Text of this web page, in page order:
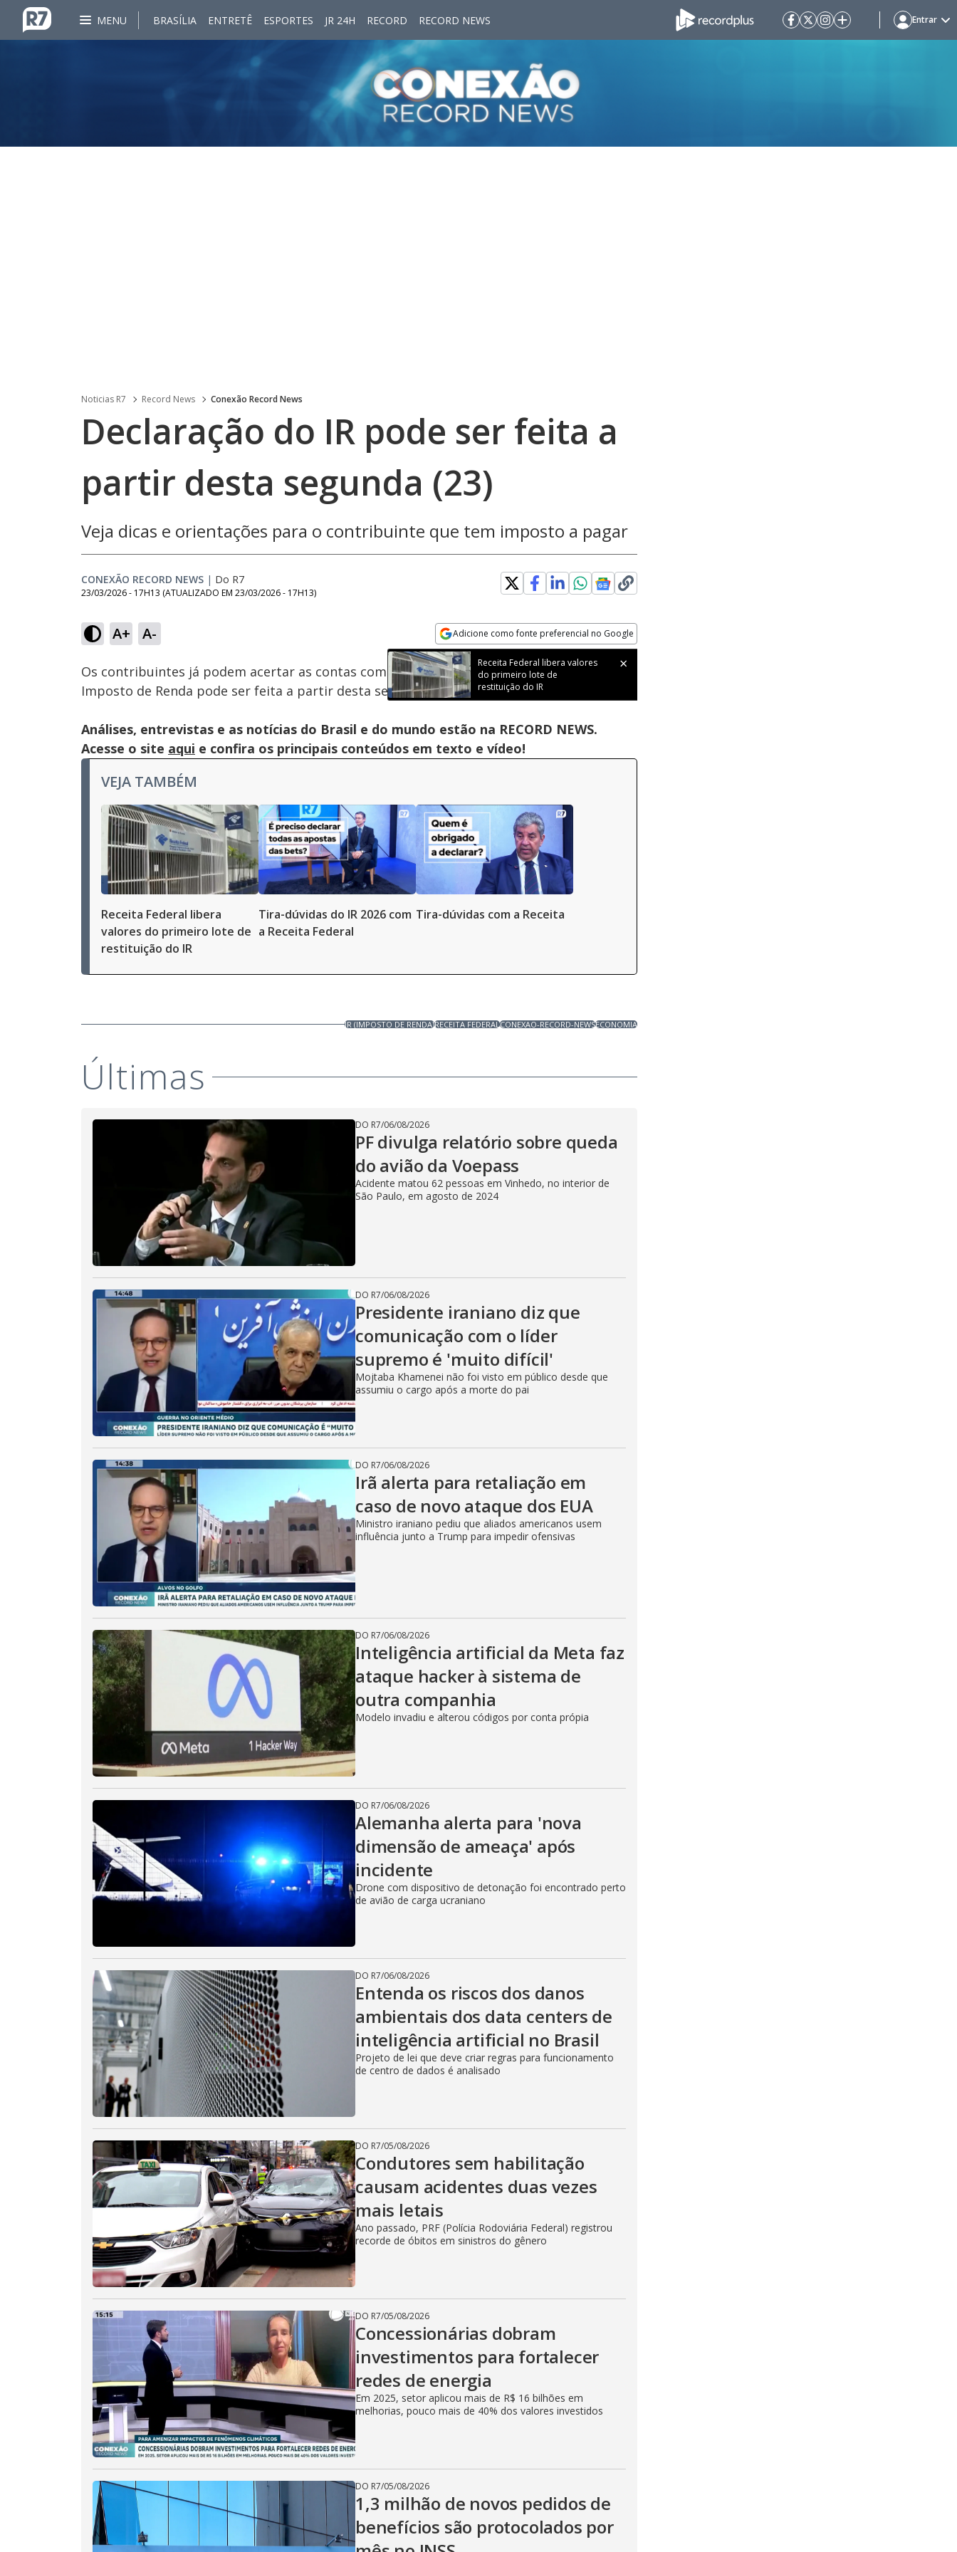
MENU BRASÍLIA ENTRETÊ ESPORTES JR 24H RECORD RECORD NEWS Entrar
Noticias R7 Record News Conexão Record News
Declaração do IR pode ser feita a
partir desta segunda (23)
Veja dicas e orientações para o contribuinte que tem imposto a pagar
CONEXÃO RECORD NEWS | Do R7
23/03/2026 - 17H13 (ATUALIZADO EM 23/03/2026 - 17H13)
A+ A- Adicione como fonte preferencial no Google
Opens in new window
Receita Federal libera valores
do primeiro lote de
restituição do IR
Ativar
Som
Velocidade
Os contribuintes já podem acertar as contas com o Leão, porque a declaração do
Imposto de Renda pode ser feita a partir desta segunda-feira (23) até o dia 29 de maio.
Análises, entrevistas e as notícias do Brasil e do mundo estão na RECORD NEWS.
Acesse o site aqui e confira os principais conteúdos em texto e vídeo!
VEJA TAMBÉM
Receita Federal libera
valores do primeiro lote de
restituição do IR
Tira-dúvidas do IR 2026 com
a Receita Federal
Tira-dúvidas com a Receita
IR (IMPOSTO DE RENDA)RECEITA FEDERALCONEXAO-RECORD-NEWSECONOMIA
Últimas
DO R7/06/08/2026
PF divulga relatório sobre queda
do avião da Voepass
Acidente matou 62 pessoas em Vinhedo, no interior de
São Paulo, em agosto de 2024
DO R7/06/08/2026
Presidente iraniano diz que
comunicação com o líder
supremo é 'muito difícil'
Mojtaba Khamenei não foi visto em público desde que
assumiu o cargo após a morte do pai
DO R7/06/08/2026
Irã alerta para retaliação em
caso de novo ataque dos EUA
Ministro iraniano pediu que aliados americanos usem
influência junto a Trump para impedir ofensivas
DO R7/06/08/2026
Inteligência artificial da Meta faz
ataque hacker à sistema de
outra companhia
Modelo invadiu e alterou códigos por conta própia
DO R7/06/08/2026
Alemanha alerta para 'nova
dimensão de ameaça' após
incidente
Drone com dispositivo de detonação foi encontrado perto
de avião de carga ucraniano
DO R7/06/08/2026
Entenda os riscos dos danos
ambientais dos data centers de
inteligência artificial no Brasil
Projeto de lei que deve criar regras para funcionamento
de centro de dados é analisado
DO R7/05/08/2026
Condutores sem habilitação
causam acidentes duas vezes
mais letais
Ano passado, PRF (Polícia Rodoviária Federal) registrou
recorde de óbitos em sinistros do gênero
DO R7/05/08/2026
Concessionárias dobram
investimentos para fortalecer
redes de energia
Em 2025, setor aplicou mais de R$ 16 bilhões em
melhorias, pouco mais de 40% dos valores investidos
DO R7/05/08/2026
1,3 milhão de novos pedidos de
benefícios são protocolados por